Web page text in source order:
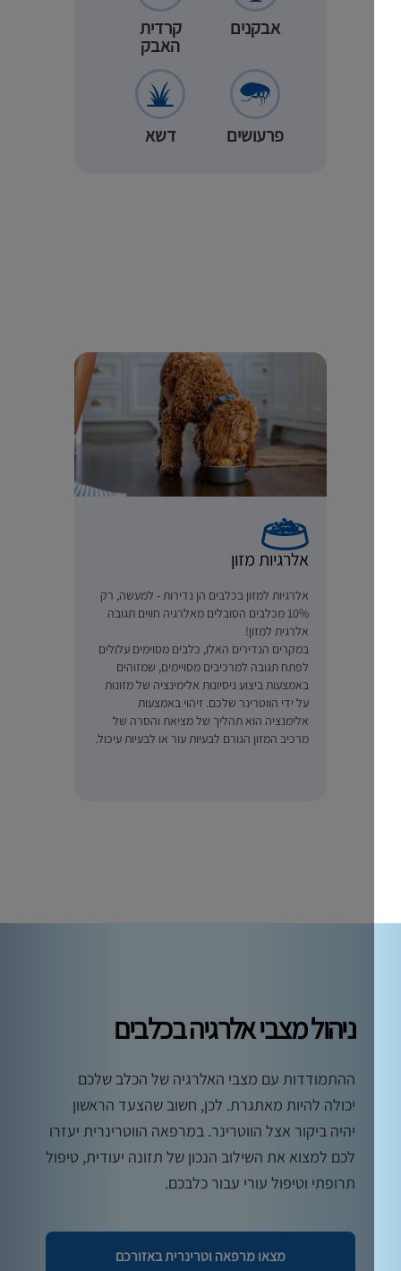
אבקנים קרדית
האבק
פרעושים דשא
אלרגיות מזון
אלרגיות למזון בכלבים הן נדירות - למעשה, רק
10% מכלבים הסובלים מאלרגיה חווים תגובה
אלרגית למזון!
במקרים הנדירים האלו, כלבים מסוימים עלולים
לפתח תגובה למרכיבים מסויימים, שמזוהים
באמצעות ביצוע ניסיונות אלימינציה של מזונות
על ידי הווטרינר שלכם. זיהוי באמצעות
אלימנציה הוא תהליך של מציאת והסרה של
מרכיב המזון הגורם לבעיות עור או לבעיות עיכול.
ניהול מצבי אלרגיה בכלבים
ההתמודדות עם מצבי האלרגיה של הכלב שלכם
יכולה להיות מאתגרת. לכן, חשוב שהצעד הראשון
יהיה ביקור אצל הווטרינר. במרפאה הווטרינרית יעזרו
לכם למצוא את השילוב הנכון של תזונה יעודית, טיפול
תרופתי וטיפול עורי עבור כלבכם.
מצאו מרפאה וטרינרית באזורכם